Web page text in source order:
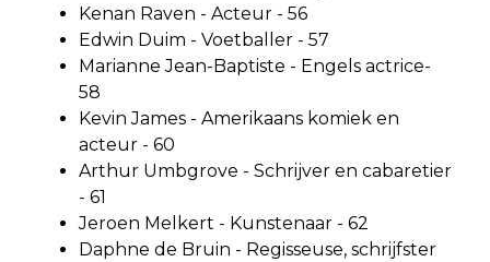
Kenan Raven - Acteur - 56
Edwin Duim - Voetballer - 57
Marianne Jean-Baptiste - Engels actrice-
58
Kevin James - Amerikaans komiek en
acteur - 60
Arthur Umbgrove - Schrijver en cabaretier
- 61
Jeroen Melkert - Kunstenaar - 62
Daphne de Bruin - Regisseuse, schrijfster